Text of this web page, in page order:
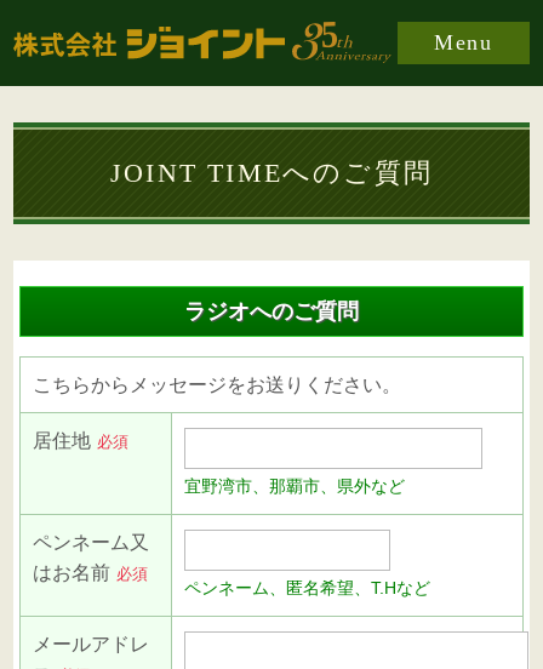
Menu
JOINT TIMEへのご質問